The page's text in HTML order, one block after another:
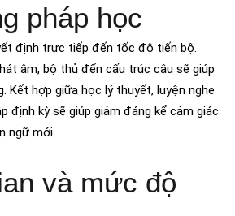
pháp học
định trực tiếp đến tốc độ tiến bộ.
âm, bộ thủ đến cấu trúc câu sẽ giúp
Kết hợp giữa học lý thuyết, luyện nghe
định kỳ sẽ giúp giảm đáng kể cảm giác
ngữ mới.
và mức độ